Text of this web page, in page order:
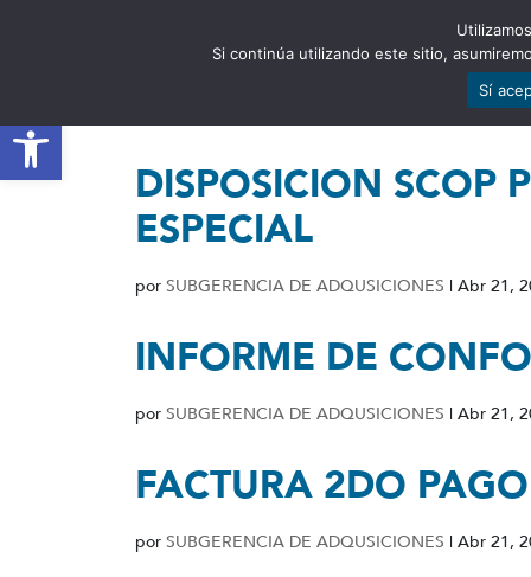
Abrir barra de herramientas
DISPOSICION SCOP
ESPECIAL
por SUBGERENCIA DE ADQUSICIONES | Abr 21,
INFORME DE
por SUBGERENCIA DE ADQUSICIONES | Abr 21,
FACTURA 2DO PAGO
por SUBGERENCIA DE ADQUSICIONES | Abr 21,
Si continúa utilizando este sitio,
Sí